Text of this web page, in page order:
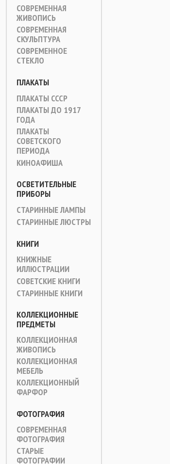
СОВРЕМЕННАЯ
ЖИВОПИСЬ
СОВРЕМЕННАЯ
СКУЛЬПТУРА
СОВРЕМЕННОЕ
СТЕКЛО
ПЛАКАТЫ
ПЛАКАТЫ СССР
ПЛАКАТЫ ДО 1917
ГОДА
ПЛАКАТЫ
СОВЕТСКОГО
ПЕРИОДА
КИНОАФИША
ОСВЕТИТЕЛЬНЫЕ
ПРИБОРЫ
СТАРИННЫЕ ЛАМПЫ
СТАРИННЫЕ ЛЮСТРЫ
КНИГИ
КНИЖНЫЕ
ИЛЛЮСТРАЦИИ
СОВЕТСКИЕ КНИГИ
СТАРИННЫЕ КНИГИ
КОЛЛЕКЦИОННЫЕ
ПРЕДМЕТЫ
КОЛЛЕКЦИОННАЯ
ЖИВОПИСЬ
КОЛЛЕКЦИОННАЯ
МЕБЕЛЬ
КОЛЛЕКЦИОННЫЙ
ФАРФОР
ФОТОГРАФИЯ
СОВРЕМЕННАЯ
ФОТОГРАФИЯ
СТАРЫЕ
ФОТОГРАФИИ